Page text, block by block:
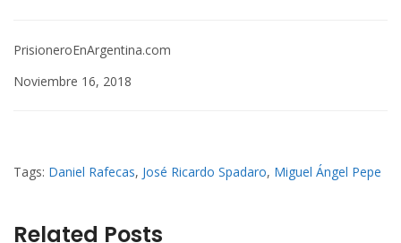
PrisioneroEnArgentina.com
Noviembre 16, 2018
Tags: Daniel Rafecas, José Ricardo Spadaro, Miguel Ángel Pepe
Related Posts